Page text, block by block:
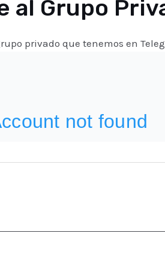
al Grupo
privado que tenemos en